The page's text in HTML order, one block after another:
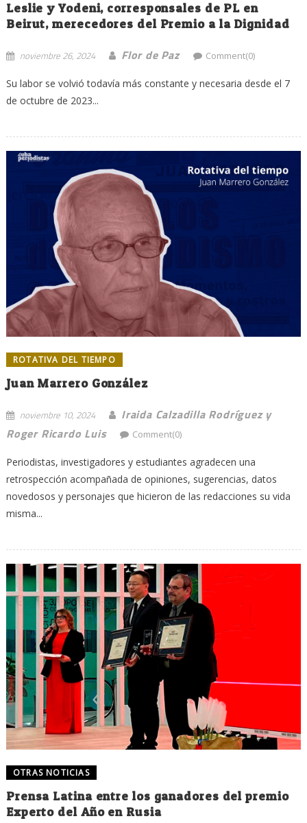
Leslie y Yodeni, corresponsales de PL en
Beirut, merecedores del Premio a la Dignidad
noviembre 26, 2024 Flor de Paz Comment(0)
Su labor se volvió todavía más constante y necesaria desde el 7
de octubre de 2023...
ROTATIVA DEL TIEMPO
Juan Marrero González
noviembre 10, 2024
Iraida Calzadilla Rodríguez y
Roger Ricardo Luis
Comment(0)
Periodistas, investigadores y estudiantes agradecen una
retrospección acompañada de opiniones, sugerencias, datos
novedosos y personajes que hicieron de las redacciones su vida
misma...
OTRAS NOTICIAS
Prensa Latina entre los ganadores del premio
Experto del Año en Rusia